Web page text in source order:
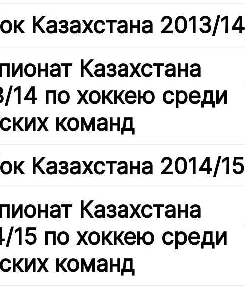
Казахстана 2013/14
Казахстана
14 по хоккею среди
команд
Казахстана 2014/15
Казахстана
15 по хоккею среди
команд